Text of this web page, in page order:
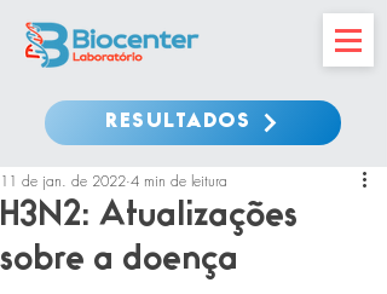
RESULTADOS
H3N2: Atualizações
sobre a doença
11 de jan. de 2022 4 min de leitura